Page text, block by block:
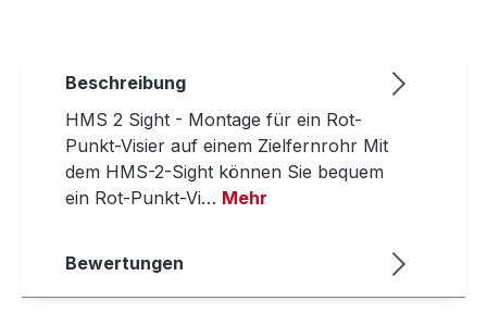
Beschreibung
HMS 2 Sight - Montage für ein Rot-
Punkt-Visier auf einem Zielfernrohr Mit
dem HMS-2-Sight können Sie bequem
ein Rot-Punkt-Vi… Mehr
Bewertungen